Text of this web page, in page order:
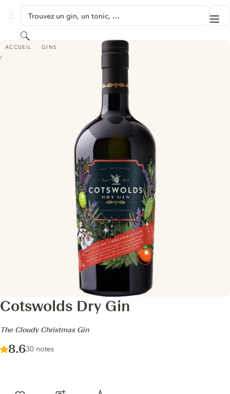
GINVENTORY
Trouvez un gin, un tonic, …
Rechercher
ACCUEIL GINS
COTSWOLDS DRY GIN - THE CLOUDY CHRISTMAS GIN
Cotswolds Dry Gin
-The Cloudy Christmas Gin
Score :
8.6/ 10
30 notes